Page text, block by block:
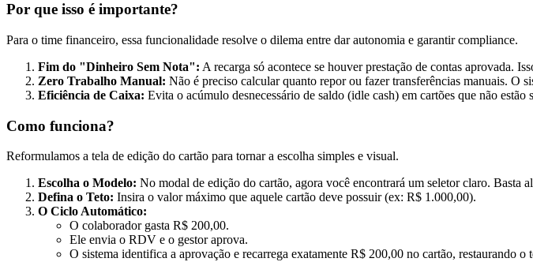
Por que isso é importante?
Para o time financeiro, essa funcionalidade resolve o dilema entre dar autonomia e garantir compliance.
Fim do "Dinheiro Sem Nota": A recarga só acontece se houver prestação de contas aprovada.
Zero Trabalho Manual: Não é preciso calcular quanto repor ou fazer transferências manuais. O
Eficiência de Caixa: Evita o acúmulo desnecessário de saldo (idle cash) em cartões que não estão
Como funciona?
Reformulamos a tela de edição do cartão para tornar a escolha simples e visual.
Escolha o Modelo: No modal de edição do cartão, agora você encontrará um seletor claro. Basta
Defina o Teto: Insira o valor máximo que aquele cartão deve possuir (ex: R$ 1.000,00).
O Ciclo Automático:
O colaborador gasta R$ 200,00.
Ele envia o RDV e o gestor aprova.
O sistema identifica a aprovação e recarrega exatamente R$ 200,00 no cartão, restaurando o